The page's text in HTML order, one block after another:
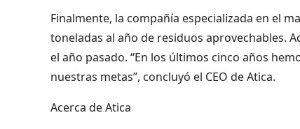
Finalmente, la compañía especializada en el
toneladas al año de residuos aprovechables.
el año pasado. “En los últimos cinco años
nuestras metas”, concluyó el CEO de Atica.
Acerca de Atica